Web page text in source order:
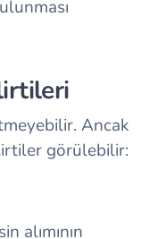
Ancak
görülebilir:
alımının